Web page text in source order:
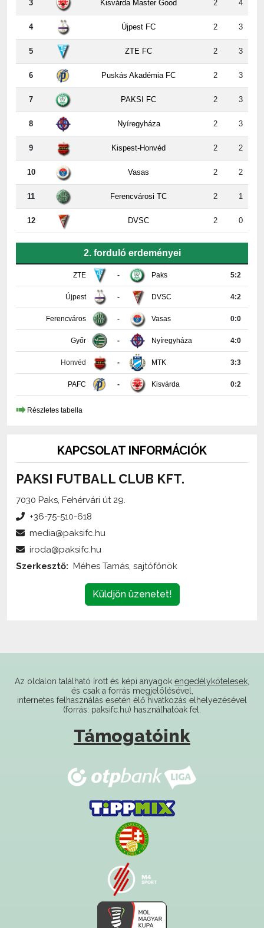
4 Újpest FC 2 3
5 ZTE FC 2 3
6 Puskás Akadémia FC 2 3
7 PAKSI FC 2 3
8 Nyíregyháza 2 3
9 Kispest-Honvéd 2 2
10 Vasas 2 2
11 Ferencvárosi TC 2 1
12 DVSC 2 0
ZTE - Paks
Újpest DVSC 4:2
Ferencváros Vasas 0:0
Győr Nyíregyháza 4:0
Honvéd MTK 3:3
PAFC Kisvárda 0:2
Részletes tabella
PAKSI FUTBALL CLUB KFT.
7030 Paks, Fehérvári út 29.
Küldjön üzenetet!
internetes felhasználás esetén élő hivatkozás elhelyezésével
(forrás: paksifc.hu) használhatóak fel.
Támogatóink